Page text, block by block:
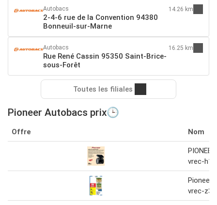
Autobacs
2-4-6 rue de la Convention 94380
Bonneuil-sur-Marne
14.26 km
Autobacs
Rue René Cassin 95350 Saint-Brice-
sous-Forêt
16.25 km
Toutes les filiales
Pioneer Autobacs prix🕒
Offre Nom
vrec-
Pioneer
vrec-